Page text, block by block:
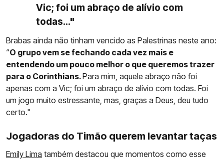
Vic; foi um abraço de alívio com
todas..."
Brabas ainda não tinham vencido as Palestrinas neste ano:
“O grupo vem se fechando cada vez mais e
entendendo um pouco melhor o que queremos trazer
para o Corinthians.Para mim, aquele abraço não foi
apenas com a Vic; foi um abraço de alívio com todas. Foi
um jogo muito estressante, mas, graças a Deus, deu tudo
certo."
Jogadoras do Timão querem levantar taças
Emily Lima também destacou que momentos como esse